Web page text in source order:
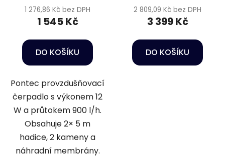
1 276,86 Kč bez DPH
1 545 Kč
DO KOŠÍKU
Pontec provzdušňovací
čerpadlo s výkonem 12
W a průtokem 900 l/h.
Obsahuje 2× 5 m
hadice, 2 kameny a
náhradní membrány.
2 809,09 Kč bez DPH
3 399 Kč
DO KOŠÍKU